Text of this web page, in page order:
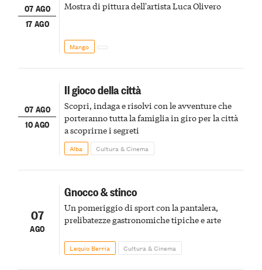
07 AGO
17 AGO
Mostra di pittura dell'artista Luca Olivero
Mango
07 AGO
10 AGO
Il gioco della città
Scopri, indaga e risolvi con le avventure che
porteranno tutta la famiglia in giro per la città
a scoprirne i segreti
Alba Cultura & Cinema
07
AGO
Gnocco & stinco
Un pomeriggio di sport con la pantalera,
prelibatezze gastronomiche tipiche e arte
Lequio Berria Cultura & Cinema